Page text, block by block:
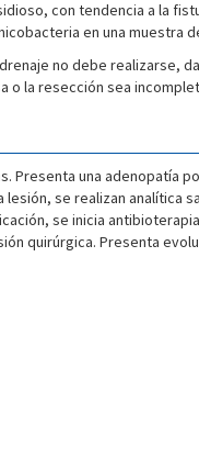
con tendencia a la
en una muestra
no debe realizarse,
la resección sea
Presenta una adenopatía
se realizan
se inicia
quirúrgica. Presenta